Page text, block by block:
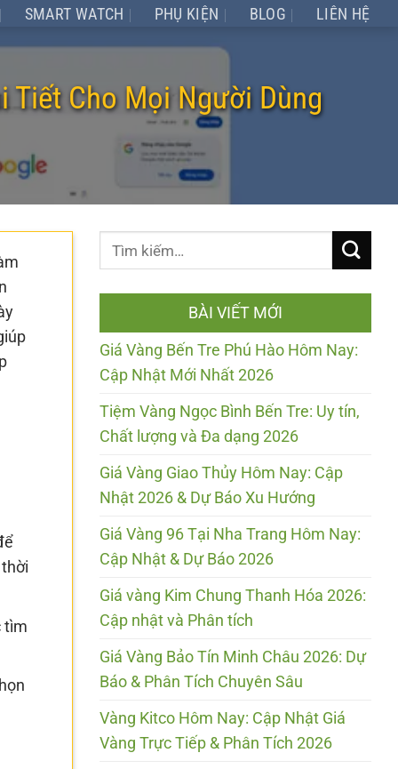
SMART WATCH PHỤ KIỆN BLOG LIÊN HỆ
Tiết Cho Mọi Người Dùng
tìm
BÀI VIẾT MỚI
Giá Vàng Bến Tre Phú Hào Hôm Nay:
Cập Nhật Mới Nhất 2026
Tiệm Vàng Ngọc Bình Bến Tre: Uy tín,
Chất lượng và Đa dạng 2026
Giá Vàng Giao Thủy Hôm Nay: Cập
Nhật 2026 & Dự Báo Xu Hướng
Giá Vàng 96 Tại Nha Trang Hôm Nay:
Cập Nhật & Dự Báo 2026
Giá vàng Kim Chung Thanh Hóa 2026:
Cập nhật và Phân tích
Giá Vàng Bảo Tín Minh Châu 2026: Dự
Báo & Phân Tích Chuyên Sâu
Vàng Kitco Hôm Nay: Cập Nhật Giá
Vàng Trực Tiếp & Phân Tích 2026